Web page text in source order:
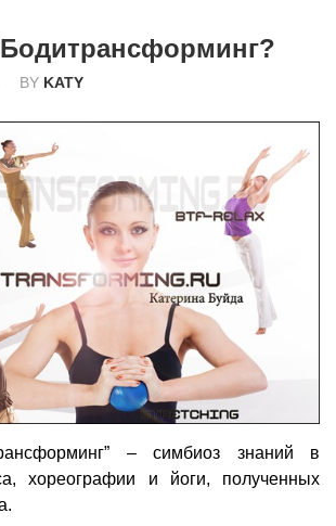
Бодитрансформинг?
BY KATY
– симбиоз знаний в
хореографии и йоги, полученных